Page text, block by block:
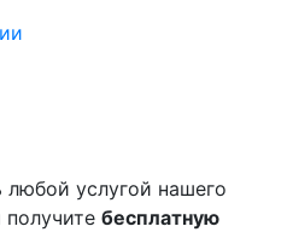
любой услугой нашего
получите бесплатную